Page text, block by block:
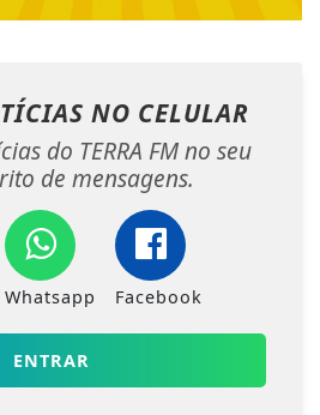
NO CELULAR
do TERRA FM no seu
de mensagens.
Whatsapp Facebook
ENTRAR